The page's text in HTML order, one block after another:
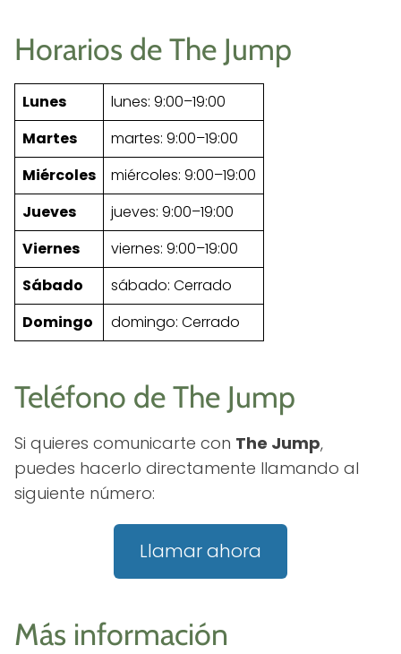
Horarios de The Jump
Lunes
lunes: 9:00–19:00
Martes
martes: 9:00–19:00
Miércoles
miércoles: 9:00–19:00
Jueves
jueves: 9:00–19:00
Viernes
viernes: 9:00–19:00
Sábado
sábado: Cerrado
Domingo
domingo: Cerrado
Teléfono de The Jump
Si quieres comunicarte con The Jump,
puedes hacerlo directamente llamando al
siguiente número:
Llamar ahora
Más información